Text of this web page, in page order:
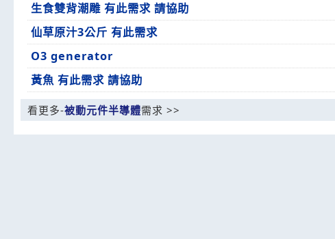
生食雙背潮雕 有此需求 請協助
仙草原汁3公斤 有此需求
O3 generator
黃魚 有此需求 請協助
看更多-被動元件半導體需求 >>